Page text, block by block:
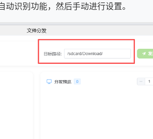
动识别功能，然后手动进行设置。